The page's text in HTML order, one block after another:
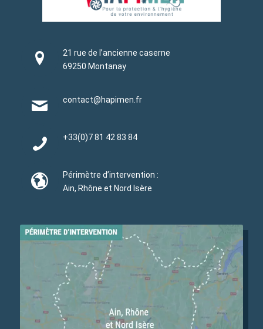
21 rue de l’ancienne caserne
69250 Montanay
contact@hapimen.fr
+33(0)7 81 42 83 84
Périmètre d’intervention :
Ain, Rhône et Nord Isère